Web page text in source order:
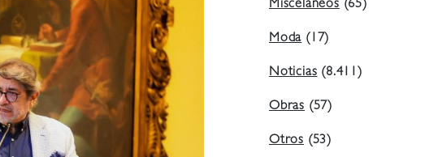
Misceláneos(65)
Moda(17)
Noticias(8.411)
Obras (57)
Otros (53)